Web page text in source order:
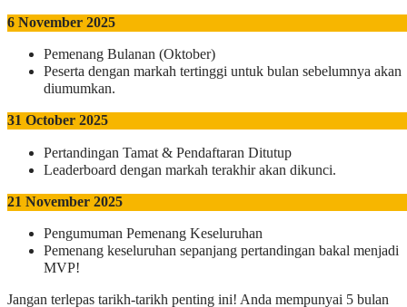
6 November 2025
Pemenang Bulanan (Oktober)
Peserta dengan markah tertinggi untuk bulan sebelumnya akan
diumumkan.
31 October 2025
Pertandingan Tamat & Pendaftaran Ditutup
Leaderboard dengan markah terakhir akan dikunci.
21 November 2025
Pengumuman Pemenang Keseluruhan
Pemenang keseluruhan sepanjang pertandingan bakal menjadi
MVP!
Jangan terlepas tarikh-tarikh penting ini! Anda mempunyai 5 bulan